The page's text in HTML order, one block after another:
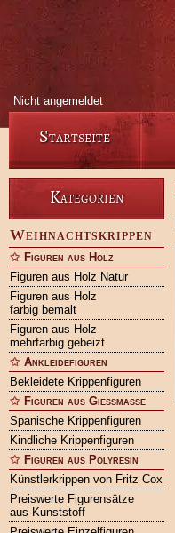
Nicht angemeldet
Startseite
Kategorien
Weihnachtskrippen
Figuren aus Holz
Figuren aus Holz Natur
Figuren aus Holz
farbig bemalt
Figuren aus Holz
mehrfarbig gebeizt
Ankleidefiguren
Bekleidete Krippenfiguren
Figuren aus Gießmasse
Spanische Krippenfiguren
Kindliche Krippenfiguren
Figuren aus Polyresin
Künstlerkrippen von Fritz Cox
Preiswerte Figurensätze
aus Kunststoff